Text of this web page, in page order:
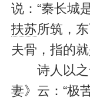
说：“秦长城
扶苏所筑，
夫骨，指的
诗人以之
妻》云：“极